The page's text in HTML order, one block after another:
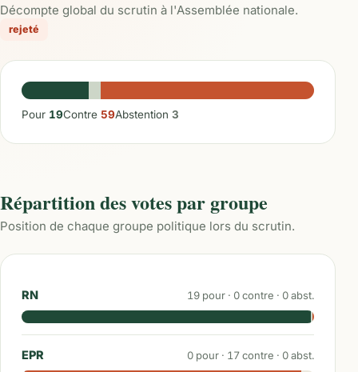
Décompte global du scrutin à l'Assemblée nationale.
rejeté
Pour 19Contre 59Abstention 3
Répartition des votes par groupe
Position de chaque groupe politique lors du scrutin.
RN 19 pour · 0contre · 0abst.
EPR 0 pour · 17contre · 0abst.